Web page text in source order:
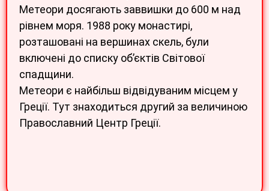
Метеори досягають заввишки до 600 м над
рівнем моря. 1988 року монастирі,
розташовані на вершинах скель, були
включені до списку об’єктів Світової
спадщини.
Метеори є найбільш відвідуваним місцем у
Греції. Тут знаходиться другий за величиною
Православний Центр Греції.